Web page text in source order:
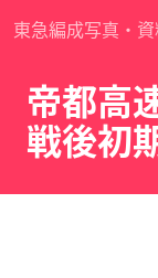
東急編成写真・
帝都高
戦後初